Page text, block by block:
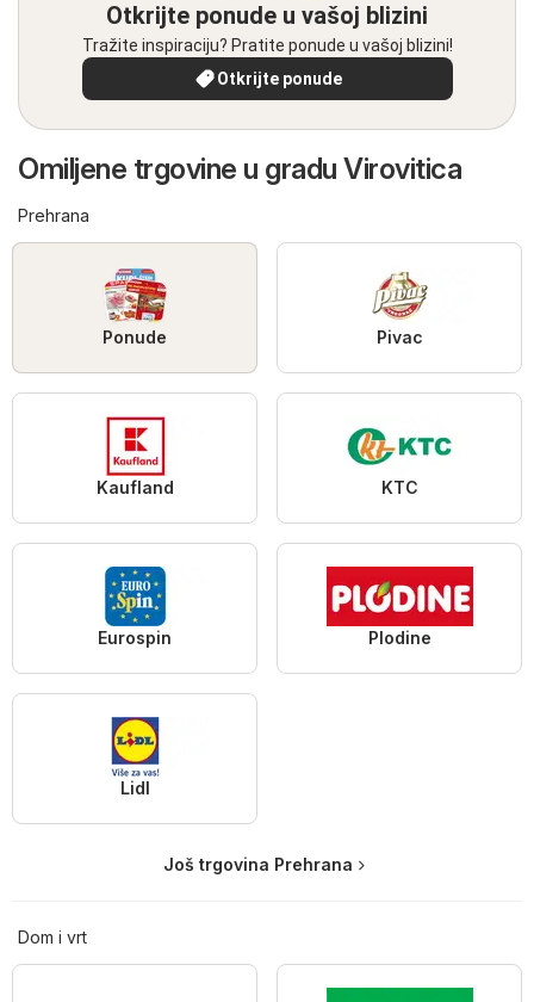
Otkrijte ponude u vašoj blizini
Tražite inspiraciju? Pratite ponude u vašoj blizini!
Otkrijte ponude
Omiljene trgovine u gradu Virovitica
Prehrana
Ponude Pivac
Kaufland KTC
Eurospin Plodine
Lidl
Još trgovina Prehrana
Dom i vrt